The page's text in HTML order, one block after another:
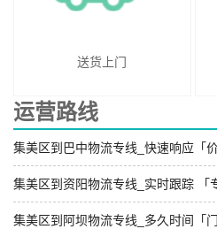
送货上门
运营路线
集美区到巴中物流专线_快速响应「价
集美区到资阳物流专线_实时跟踪 「
集美区到阿坝物流专线_多久时间「门